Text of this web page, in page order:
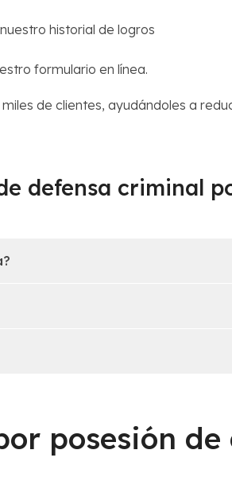
historial de logros
formulario en línea.
de clientes, ayudándoles a
defensa criminal
posesión de